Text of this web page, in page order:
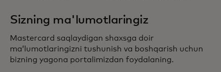
chiqish
Sizning ma'lumotlaringiz
Mastercard saqlaydigan shaxsga doir
maʼlumotlaringizni tushunish va boshqarish uchun
bizning yagona portalimizdan foydalaning.